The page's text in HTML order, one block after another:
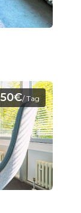
/ Tag